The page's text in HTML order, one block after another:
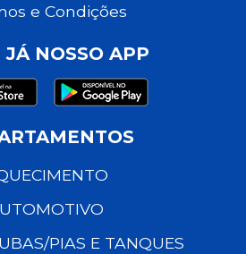
e Condições
JÁ NOSSO APP
PIAS E TANQUES